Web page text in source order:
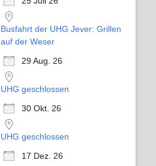
Busfahrt der UHG Jever: Grillen
auf der Weser
29 Aug. 26
UHG geschlossen
30 Okt. 26
UHG geschlossen
17 Dez. 26